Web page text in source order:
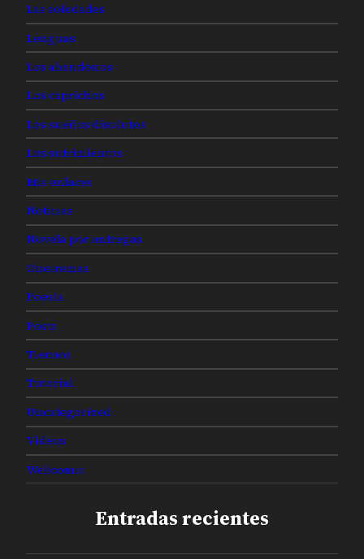
Las soledades
Lenguas
Los abandonos
Los caprichos
Los sueños disolutos
Los sufrimientos
Mis enlaces
Noticias
Novela por entregas
Oneiremas
Poesía
Posts
Tiernos
Tutorial
Uncategorized
Videos
Webcomic
Entradas recientes